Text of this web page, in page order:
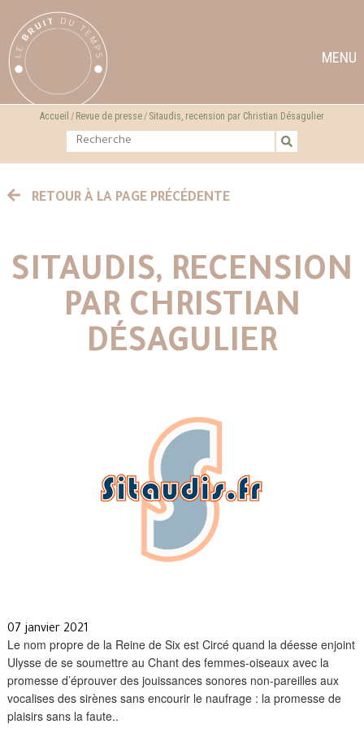
MENU
Accueil Revue de presse Sitaudis, recension par Christian Désagulier
RETOUR À LA PAGE PRÉCÉDENTE
SITAUDIS, RECENSION
PAR CHRISTIAN
DÉSAGULIER
07 janvier 2021
Le nom propre de la Reine de Six est Circé quand la déesse enjoint
Ulysse de se soumettre au Chant des femmes-oiseaux avec la
promesse d’éprouver des jouissances sonores non-pareilles aux
vocalises des sirènes sans encourir le naufrage : la promesse de
plaisirs sans la faute..